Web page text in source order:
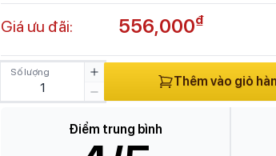
Giá ưu đãi: 556,000₫
Số lượng
Thêm vào giỏ
Điểm trung bình